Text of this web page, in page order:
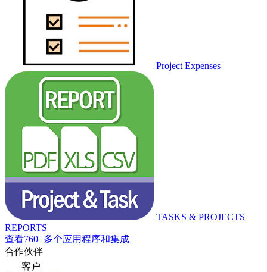
Project Expenses
TASKS & PROJECTS
REPORTS
查看760+多个应用程序和集成
合作伙伴
客户